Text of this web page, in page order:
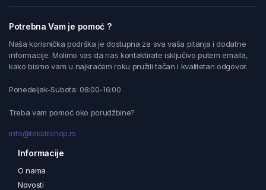
Potrebna Vam je pomoć ?
Naša korisnička podrška je dostupna za sva vaša pitanja i dodatne
informacije. Molimo vas da nas kontaktirate isključivo putem emaila,
kako bismo vam u najkraćem roku pružili tačan i kvalitetan odgovor.
Ponedeljak-Subota: 08:00-16:00
Treba vam pomoć oko porudžbine?
info@tekstilshop.rs
Informacije
O nama
Novosti